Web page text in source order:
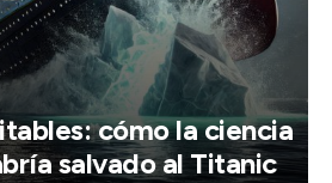
cómo la ciencia
salvado al Titanic